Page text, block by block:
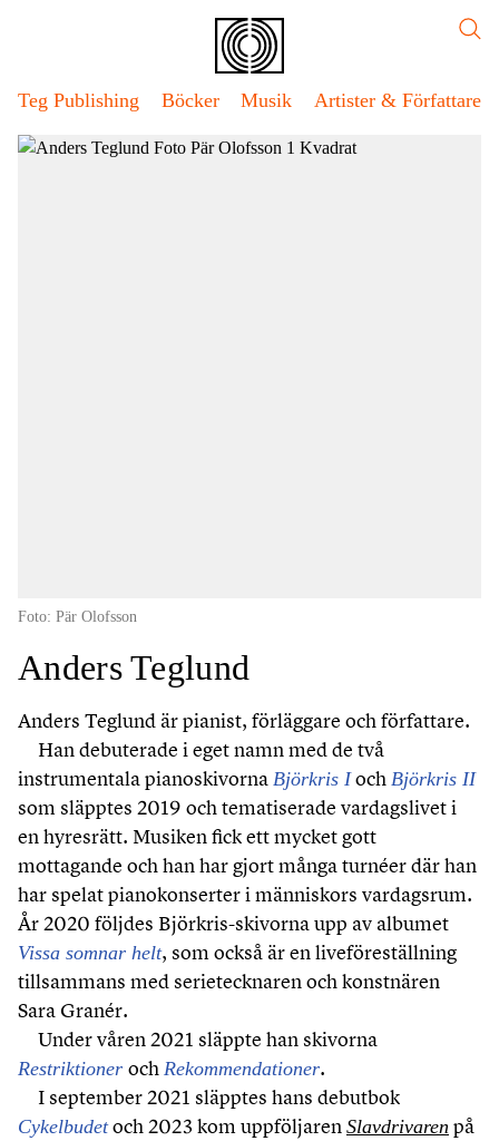
Teg
Publishing
Teg Publishing Böcker Musik Artister & Författare
Sök
Foto: Pär Olofsson
Anders Teglund
Anders Teglund är pianist, förläggare och författare.
Han debuterade i eget namn med de två
instrumentala pianoskivorna Björkris Ioch Björkris II
som släpptes 2019 och tematiserade vardagslivet i
en hyresrätt. Musiken fick ett mycket gott
mottagande och han har gjort många turnéer där han
har spelat pianokonserter i människors vardagsrum.
År 2020 följdes Björkris-skivorna upp av albumet
Vissa somnar helt, som också är en liveföreställning
tillsammans med serietecknaren och konstnären
Sara Granér.
Under våren 2021 släppte han skivorna
Restriktioner och Rekommendationer.
I september 2021 släpptes hans debutbok
Cykelbudetoch 2023 kom uppföljaren Slavdrivaren på